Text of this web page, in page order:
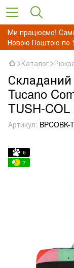
Ми працюємо!
Новою Поштою по
Каталог
Tucano
TUSH-
Артикул: BPCOBK-
6
7